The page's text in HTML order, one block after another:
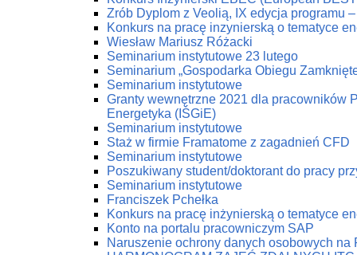
Zrób Dyplom z Veolią, IX edycja programu
Konkurs na pracę inzynierską o tematyce
Wiesław Mariusz Różacki
Seminarium instytutowe 23 lutego
Seminarium „Gospodarka Obiegu
Seminarium instytutowe
Granty wewnętrzne 2021 dla pracowników
Energetyka (IŚGiE)
Seminarium instytutowe
Staż w firmie Framatome z zagadnień CFD
Seminarium instytutowe
Poszukiwany student/doktorant do pracy
Seminarium instytutowe
Franciszek Pchełka
Konkurs na pracę inżynierską o tematyce
Konto na portalu pracowniczym SAP
Naruszenie ochrony danych osobowych na